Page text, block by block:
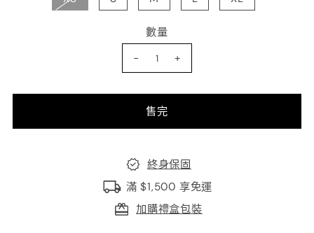
數量
-
+
終身保固
滿 $1,500 享免運
加購禮盒包裝